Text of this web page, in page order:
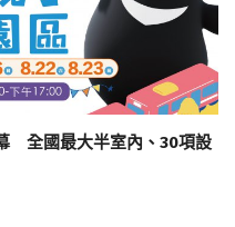
全國最大半室內、30項設